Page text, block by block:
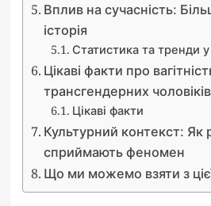
Вплив на сучасність:
історія
Статистика та тренди у
Цікаві факти про
трансгендерних чоловіків
Цікаві факти
Культурний контекст: Як
сприймають феномен
Що ми можемо взяти з цієї